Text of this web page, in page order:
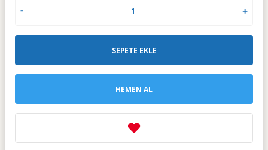
SEPETE EKLE
HEMEN AL